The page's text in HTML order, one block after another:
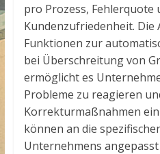
pro Prozess, Fehlerquote
Kundenzufriedenheit. Die
Funktionen zur
bei Überschreitung von
ermöglicht es
Probleme zu reagieren
Korrekturmaßnahmen
können an die
Unternehmens